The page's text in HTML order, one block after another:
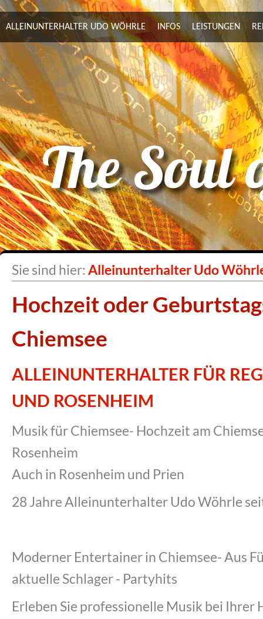
ALLEINUNTERHALTER UDO WÖHRLE INFOS LEISTUNGEN
The Soul
Sie sind hier:Alleinunterhalter Udo
Hochzeit oder
Chiemsee
ALLEINUNTERHALTER FÜR
UND ROSENHEIM
Musik für Chiemsee- Hochzeit am
Rosenheim
Auch in Rosenheim und Prien
28 Jahre Alleinunterhalter Udo Wöhrle
Moderner Entertainer in Chiemsee- Aus
aktuelle Schlager - Partyhits
Erleben Sie professionelle Musik bei Ihrer